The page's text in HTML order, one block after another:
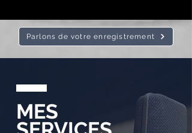
Parlons de votre enregistrement
MES